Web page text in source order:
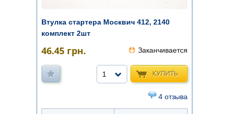
Втулка стартера Москвич 412, 2140
комплект 2шт
46.45 грн. Заканчивается
КУПИТЬ
1
4 отзыва